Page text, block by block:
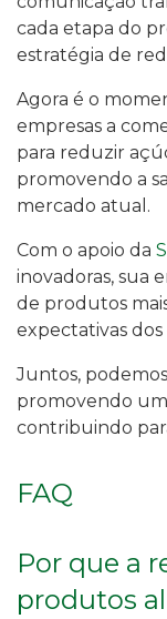
cada etapa do
estratégia de
Agora é o
empresas a
para reduzir
promovendo a
mercado atual.
Com o apoio da
inovadoras, sua
de produtos
expectativas
Juntos,
promovendo
contribuindo
FAQ
Por que a
produtos